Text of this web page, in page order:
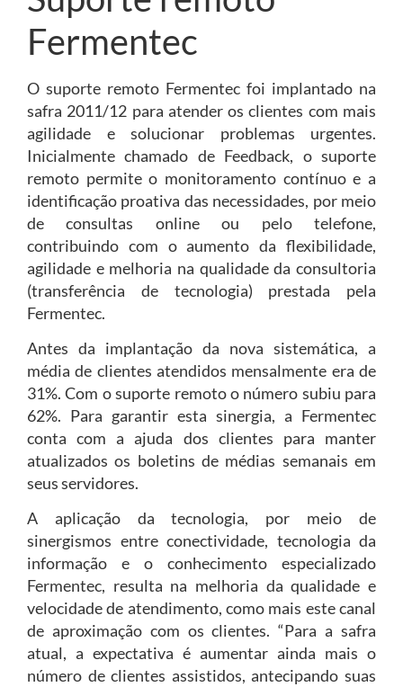
Fermentec
O suporte remoto Fermentec foi implantado na
safra 2011/12 para atender os clientes com mais
agilidade e solucionar problemas urgentes.
Inicialmente chamado de Feedback, o suporte
remoto permite o monitoramento contínuo e a
identificação proativa das necessidades, por meio
de consultas online ou pelo telefone,
contribuindo com o aumento da flexibilidade,
agilidade e melhoria na qualidade da consultoria
(transferência de tecnologia) prestada pela
Fermentec.
Antes da implantação da nova sistemática, a
média de clientes atendidos mensalmente era de
31%. Com o suporte remoto o número subiu para
62%. Para garantir esta sinergia, a Fermentec
conta com a ajuda dos clientes para manter
atualizados os boletins de médias semanais em
seus servidores.
A aplicação da tecnologia, por meio de
sinergismos entre conectividade, tecnologia da
informação e o conhecimento especializado
Fermentec, resulta na melhoria da qualidade e
velocidade de atendimento, como mais este canal
de aproximação com os clientes. “Para a safra
atual, a expectativa é aumentar ainda mais o
número de clientes assistidos, antecipando suas